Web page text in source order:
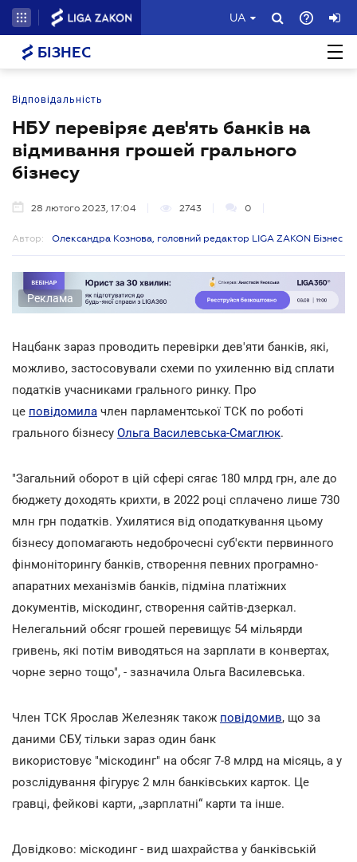
UA
БІЗНЕС
Відповідальність
НБУ перевіряє дев'ять банків на
відмивання грошей грального
бізнесу
28 лютого 2023, 17:04 2743 0
Автор: Олександра Кознова, головний редактор LIGA ZAKON Бізнес
Реклама
Нацбанк зараз проводить перевірки дев'яти банків, які,
можливо, застосовували схеми по ухиленню від сплати
податків учасниками грального ринку. Про
це повідомила член парламентської ТСК по роботі
грального бізнесу Ольга Василевська-Смаглюк.
"Загальний оборот в цій сфері сягає 180 млрд грн, але до
бюджету доходять крихти, в 2022 році сплачено лише 730
млн грн податків. Ухилятися від оподаткування цьому
бізнесу допомагають недоброчесні суб'єкти первинного
фінмоніторингу банків, створення певних програмно-
апаратних механізмів банків, підміна платіжних
документів, міскодинг, створення сайтів-дзеркал.
Нелегальний обсяг грошей перевищує 54 мільярди
гривень, які потім виводяться на зарплати в конвертах,
чорне зерно тощо", - зазначила Ольга Василевська.
Член ТСК Ярослав Железняк також повідомив, що за
даними СБУ, тільки зараз один банк
використовує "міскодинг" на обсяг 7-8 млрд на місяць, а у
розслідування фігурує 2 млн банківських карток. Це
гравці, фейкові карти, „зарплатні“ карти та інше.
Довідково: міскодинг - вид шахрайства у банківській